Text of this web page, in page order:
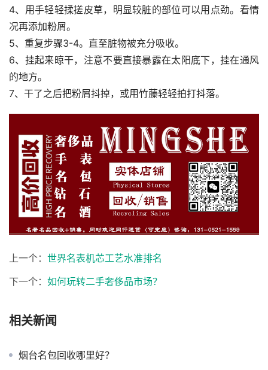
4、用手轻轻揉搓皮草，明显较脏的部位可以用点劲。看情
况再添加粉屑。
5、重复步骤3-4。直至脏物被充分吸收。
6、挂起来晾干，注意不要直接暴露在太阳底下，挂在通风
的地方。
7、干了之后把粉屑抖掉，或用竹藤轻轻拍打抖落。
上一个： 世界名表机芯工艺水准排名
下一个： 如何玩转二手奢侈品市场？
相关新闻
烟台名包回收哪里好？